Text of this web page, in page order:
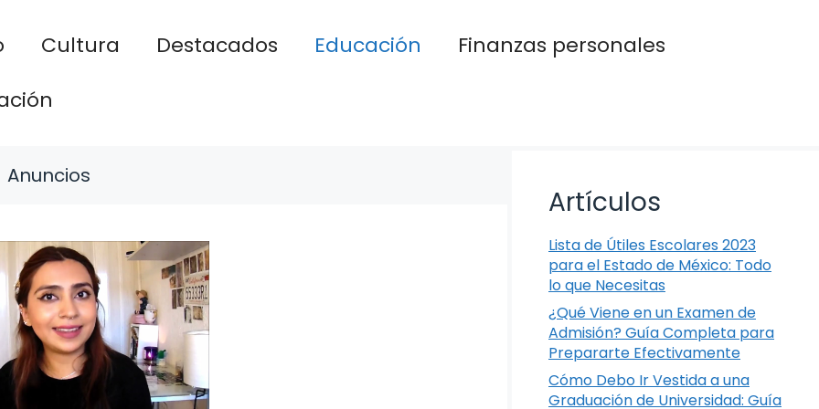
Cultura Destacados Educación
Finanzas personales
Anuncios
Artículos
Lista de Útiles Escolares 2023
para el Estado de México: Todo
lo que Necesitas
¿Qué Viene en un Examen de
Admisión? Guía Completa para
Prepararte Efectivamente
Cómo Debo Ir Vestida a una
Graduación de Universidad: Guía